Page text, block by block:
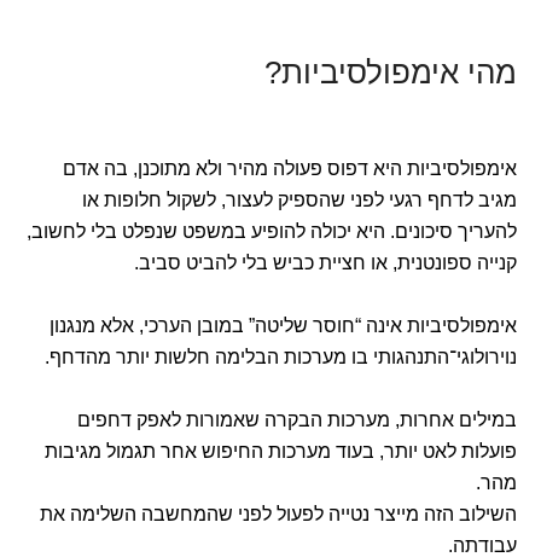
מהי אימפולסיביות?
אימפולסיביות היא דפוס פעולה מהיר ולא מתוכנן, בה אדם
מגיב לדחף רגעי לפני שהספיק לעצור, לשקול חלופות או
להעריך סיכונים. היא יכולה להופיע במשפט שנפלט בלי לחשוב,
קנייה ספונטנית, או חציית כביש בלי להביט סביב.
אימפולסיביות אינה “חוסר שליטה” במובן הערכי, אלא מנגנון
נוירולוגי־התנהגותי בו מערכות הבלימה חלשות יותר מהדחף.
במילים אחרות, מערכות הבקרה שאמורות לאפק דחפים
פועלות לאט יותר, בעוד מערכות החיפוש אחר תגמול מגיבות
מהר.
השילוב הזה מייצר נטייה לפעול לפני שהמחשבה השלימה את
עבודתה.